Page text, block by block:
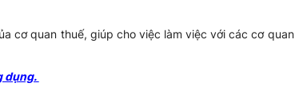
cơ quan thuế, giúp cho việc làm việc với các cơ quan
dụng.